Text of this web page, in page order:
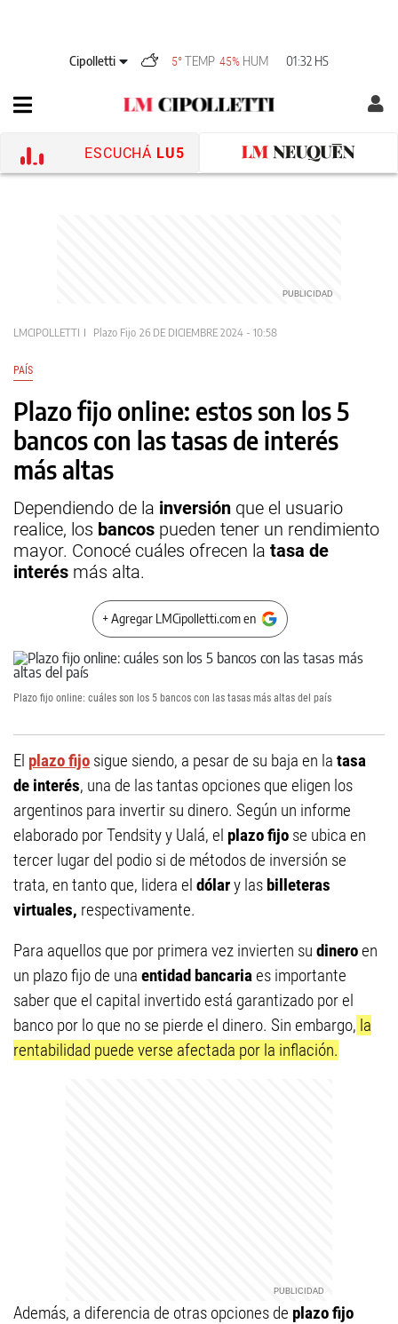
Cipolletti 5°TEMP 45% HUM 01:32 HS
ESCUCHÁ LU5
LMCIPOLLETTI Plazo Fijo 26 DE DICIEMBRE 2024 - 10:58
PAÍS
Plazo fijo online: estos son los 5
bancos con las tasas de interés
más altas
Dependiendo de la inversión que el usuario
realice, los bancos pueden tener un rendimiento
mayor. Conocé cuáles ofrecen la tasa de
interés más alta.
+ Agregar LMCipolletti.com en
Plazo fijo online: cuáles son los 5 bancos con las tasas más altas del país
El plazo fijo sigue siendo, a pesar de su baja en la tasa
de interés, una de las tantas opciones que eligen los
argentinos para invertir su dinero. Según un informe
elaborado por Tendsity y Ualá, el plazo fijo se ubica en
tercer lugar del podio si de métodos de inversión se
trata, en tanto que, lidera el dólary las billeteras
virtuales, respectivamente.
Para aquellos que por primera vez invierten su dineroen
un plazo fijo de una entidad bancariaes importante
saber que el capital invertido está garantizado por el
banco por lo que no se pierde el dinero. Sin embargo, la
rentabilidad puede verse afectada por la inflación.
Además, a diferencia de otras opciones de plazo fijo